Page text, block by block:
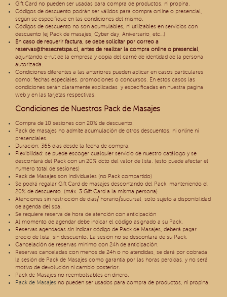
Gift Card no pueden ser usadas para compra de productos, ni propina.
Códigos de descuento podrán ser válidos para compra online o presencial,
según se especifique en las condiciones del mismo.
Códigos de descuento no son acumulables, ni utilizables en servicios con
descuento (ej Pack de masajes, Cyber day, Aniversario, etc…)
En caso de requerir factura, se debe solicitar por correo a
reservas@thesecretspa.cl, antes de realizar la compra online o presencial
adjuntando e-rut de la empresa y copia del carné de identidad de la persona
autorizada.
Condiciones diferentes a las anteriores pueden aplicar en casos particulares
como: fechas especiales, promociones o concursos. En estos casos las
condiciones serán claramente explicadas y especificadas en nuestra pagina
web y en las tarjetas respectivas.
Condiciones de Nuestros Pack de Masajes
Compra de 10 sesiones con 20% de descuento.
Pack de masajes no admite acumulación de otros descuentos, ni online ni
presenciales.
Duración: 365 días desde la fecha de compra.
Flexibilidad: se puede escoger cualquier servicio de nuestro catálogo y se
descontará del Pack con un 20% dcto del valor de lista. (esto puede afectar el
número total de sesiones)
Pack de Masajes son Individuales (no Pack compartido)
Se podrá regalar Gift Card de masajes descontando del Pack, manteniendo el
20% de descuento. (máx. 3 Gift Card a la misma persona)
Atenciones sin restricción de días/ horario/sucursal, solo sujeto a disponibilidad
de agenda del spa.
Se requiere reserva de hora de atención con anticipación
Al momento de agendar debe indicar el código asignado a su Pack.
Reservas agendadas sin indicar código de Pack de Masajes, deberá pagar
precio de lista, sin descuento. La sesión no se descontará de su Pack.
Cancelación de reservas mínimo con 24h de anticipación.
Reservas canceladas con menos de 24h o no atendidas, se dará por cobrada
la sesión de Pack de Masajes como garantía por las horas perdidas, y no será
motivo de devolución ni cambio posterior.
Pack de Masajes no reembolsables en dinero.
Pack de Masajes no pueden ser usados para compra de productos, ni propina.